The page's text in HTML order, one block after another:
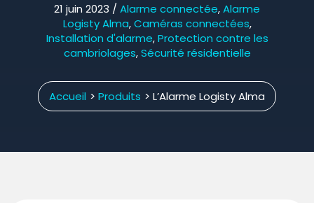
21 juin 2023 /Alarme connectée,Alarme
Logisty Alma,Caméras connectées,
Installation d'alarme,Protection contre les
cambriolages,Sécurité résidentielle
Accueil Produits L’Alarme Logisty Alma